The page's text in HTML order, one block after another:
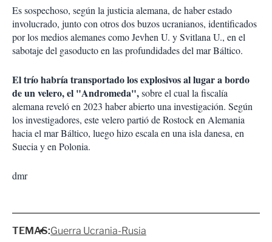
Es sospechoso, según la justicia alemana, de haber estado
involucrado, junto con otros dos buzos ucranianos, identificados
por los medios alemanes como Jevhen U. y Svitlana U., en el
sabotaje del gasoducto en las profundidades del mar Báltico.
El trío habría transportado los explosivos al lugar a bordo
de un velero, el "Andromeda",sobre el cual la fiscalía
alemana reveló en 2023 haber abierto una investigación. Según
los investigadores, este velero partió de Rostock en Alemania
hacia el mar Báltico, luego hizo escala en una isla danesa, en
Suecia y en Polonia.
dmr
TEMAS:Guerra Ucrania-Rusia